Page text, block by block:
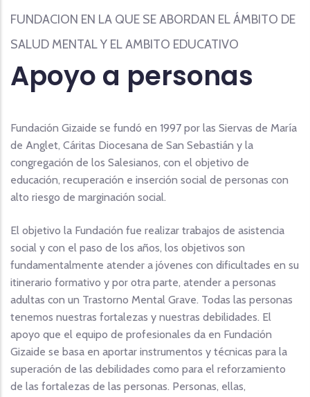
FUNDACION EN LA QUE SE ABORDAN EL ÁMBITO DE
SALUD MENTAL Y EL AMBITO EDUCATIVO
Apoyo a personas
Fundación Gizaide se fundó en 1997 por las Siervas de María
de Anglet, Cáritas Diocesana de San Sebastián y la
congregación de los Salesianos, con el objetivo de
educación, recuperación e inserción social de personas con
alto riesgo de marginación social.
El objetivo la Fundación fue realizar trabajos de asistencia
social y con el paso de los años, los objetivos son
fundamentalmente atender a jóvenes con dificultades en su
itinerario formativo y por otra parte, atender a personas
adultas con un Trastorno Mental Grave. Todas las personas
tenemos nuestras fortalezas y nuestras debilidades. El
apoyo que el equipo de profesionales da en Fundación
Gizaide se basa en aportar instrumentos y técnicas para la
superación de las debilidades como para el reforzamiento
de las fortalezas de las personas. Personas, ellas,